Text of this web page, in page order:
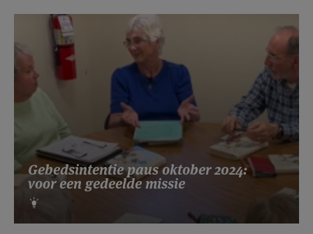
Gebedsintentie paus oktober 2024:
voor een gedeelde missie